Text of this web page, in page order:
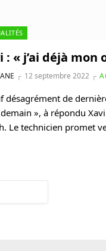
: « j’ai déjà mon
12 septembre 2022
désagrément de
», à répondu
Le technicien promet